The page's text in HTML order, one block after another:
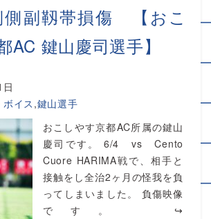
副靱帯損傷 【おこ
AC 鍵山慶司選手】
イス ,鍵山選手
おこしやす京都AC所属の鍵山
慶司です。 6/4 vs Cento
Cuore HARIMA戦で、相手と
接触をし全治2ヶ月の怪我を負
ってしまいました。 負傷映像
です。 ↪︎